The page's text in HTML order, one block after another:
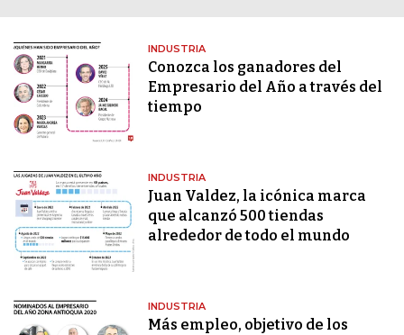
INDUSTRIA
Conozca los ganadores del
Empresario del Año a través del
tiempo
INDUSTRIA
Juan Valdez, la icónica marca
que alcanzó 500 tiendas
alrededor de todo el mundo
INDUSTRIA
Más empleo, objetivo de los